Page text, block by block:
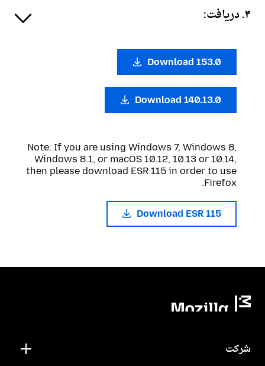
۴. دریافت:
Download 153.0
Download 140.13.0
Note: If you are using Windows 7, Windows 8,
Windows 8.1, or macOS 10.12, 10.13 or 10.14,
then please download ESR 115 in order to use
Firefox.
Download ESR 115
شرکت